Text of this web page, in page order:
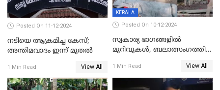
Posted On 11-12-2024
നടിയെ ആക്രമിച്ച കേസ്;
അന്തിമവാദം ഇന്ന് മുതല്‍
1 Min Read View All
KERALA
Posted On 10-12-2024
സ്വകാര്യ ഭാഗങ്ങളിൽ
മുറിവുകൾ, ബലാത്സംഗത്തിന്
കൊലപാതകത്തില്‍
പോസ്റ്റ്‌മോർട്ടം റിപ്പോർട്ട്
1 Min Read View All